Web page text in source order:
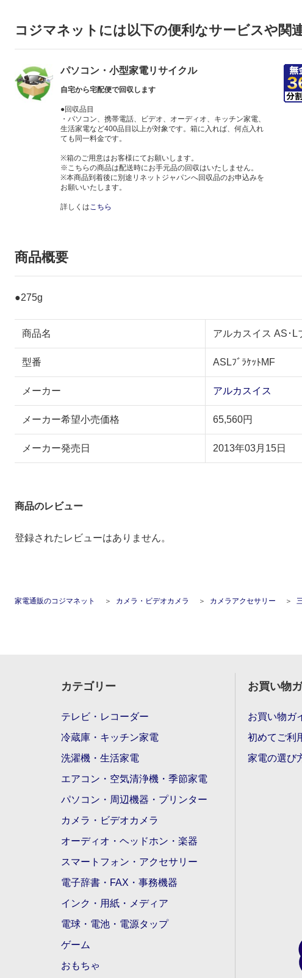
コジマネットには以下の便利なサービスや関
パソコン・小型家電リサイクル
自宅から宅配便で回収します
●回収品目
・パソコン、携帯電話、ビデオ、オーディオ、キッチン家電、
生活家電など400品目以上が対象です。箱に入れば、何点入れ
ても同一料金です。
※箱のご用意はお客様にてお願いします。
※こちらの商品は配送時にお手元品の回収はいたしません。
※本商品到着後に別途リネットジャパンへ回収品のお申込みを
お願いいたします。
詳しくはこちら
商品概要
●275g
商品名 アルカスイス AS･L
型番 ASLﾌﾞﾗｹｯﾄMF
メーカー アルカスイス
メーカー希望小売価格 65,560円
メーカー発売日 2013年03月15日
商品のレビュー
登録されたレビューはありません。
家電通販のコジマネット カメラ・ビデオカメラ カメラアクセサリー
カテゴリー
テレビ・レコーダー
冷蔵庫・キッチン家電
洗濯機・生活家電
エアコン・空気清浄機・季節家電
パソコン・周辺機器・プリンター
カメラ・ビデオカメラ
オーディオ・ヘッドホン・楽器
スマートフォン・アクセサリー
電子辞書・FAX・事務機器
インク・用紙・メディア
電球・電池・電源タップ
ゲーム
おもちゃ
お買い物
お買い物ガ
初めてご利
家電の選び